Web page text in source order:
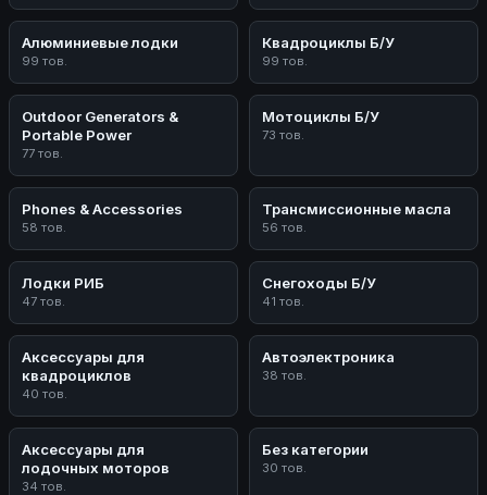
Алюминиевые лодки
99 тов.
Квадроциклы Б/У
99 тов.
Outdoor Generators &
Portable Power
77 тов.
Мотоциклы Б/У
73 тов.
Phones & Accessories
58 тов.
Трансмиссионные масла
56 тов.
Лодки РИБ
47 тов.
Снегоходы Б/У
41 тов.
Аксессуары для
квадроциклов
40 тов.
Автоэлектроника
38 тов.
Аксессуары для
лодочных моторов
34 тов.
Без категории
30 тов.